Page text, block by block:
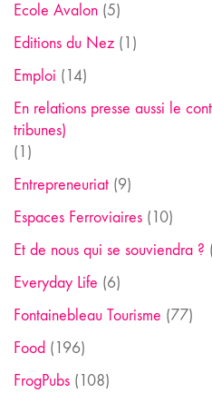
Ecole Avalon (5)
Editions du Nez (1)
Emploi (14)
En relations presse aussi le
tribunes)
(1)
Entrepreneuriat (9)
Espaces Ferroviaires (10)
Et de nous qui se souviendra ?
Everyday Life (6)
Fontainebleau Tourisme (77)
Food (196)
FrogPubs (108)